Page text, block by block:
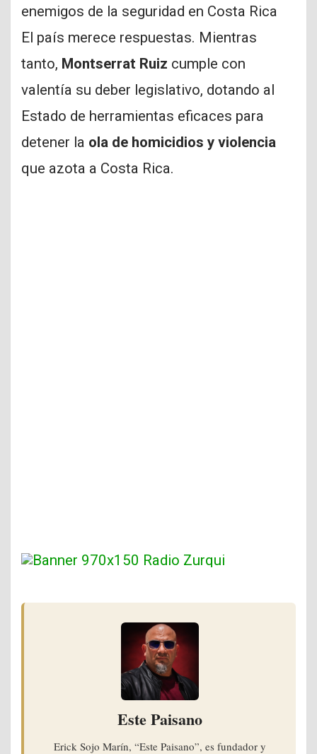
enemigos de la seguridad en Costa Rica
El país merece respuestas. Mientras
tanto, Montserrat Ruiz cumple con
valentía su deber legislativo, dotando al
Estado de herramientas eficaces para
detener la ola de homicidios y violencia
que azota a Costa Rica.
Este Paisano
Erick Sojo Marín, “Este Paisano”, es fundador y